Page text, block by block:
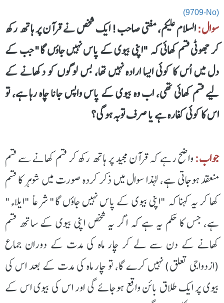
(9709-No)
سوال:السلام علیکم، مفتی صاحب! ایک شخص نے قرآن پر ہاتھ رکھ
کر جھوٹی قسم کھائی کہ "اپنی بیوی کے پاس نہیں جاؤں گا" جب کے
دل میں اُس کا کوئی ایسا ارادہ نہیں تھا، بس لوگوں کو دکھانے کے
لیے قسم کھائی تھی، اب وہ بیوی کے پاس واپس جانا چاہ رہا ہے، تو
اس کا کوئی کفارہ ہے یا صرف توبہ ہوگی؟
جواب:واضح رہے کہ قرآن مجید پر ہاتھ رکھ کر قسم کھانے سے قسم
منعقد ہوجاتی ہے، لہذا سوال میں ذکر کردہ صورت میں شوہر کا قسم
کھا کر یہ کہنا کہ "اپنی بیوی کے پاس نہیں جاؤں گا" شرعاً "ایلاء"
ہے، جس کا حکم یہ ہے کہ اگر یہ شخص اپنی بیوی کے ساتھ قسم
کھانے کے دن سے لے کر چار ماہ کی مدت کے دوران جماع
(ازدواجی تعلق) نہیں کرے گا، تو چار ماہ کی مدت کے بعد اس کی
بیوی پر ایک طلاق بائن واقع ہوجائے گی اور اس کی بیوی اس کے